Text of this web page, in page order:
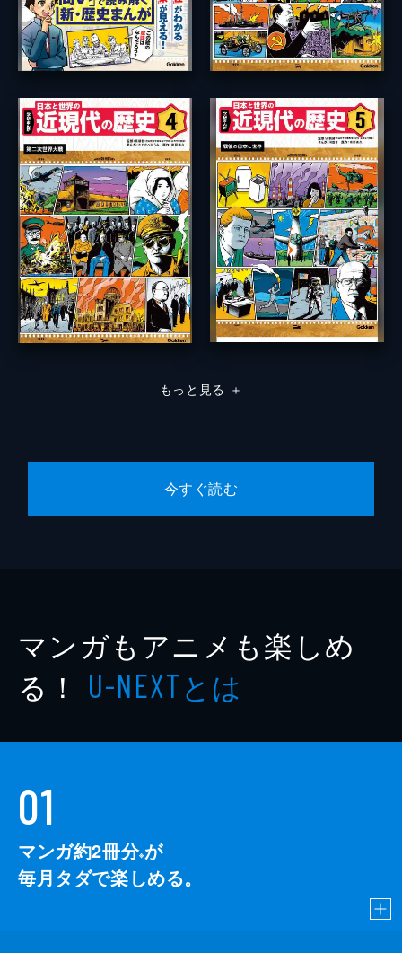
もっと見る ＋
今すぐ読む
マンガもアニメも楽しめ
る！ U-NEXTとは
01
マンガ約2冊分※が
毎月タダで楽しめる。